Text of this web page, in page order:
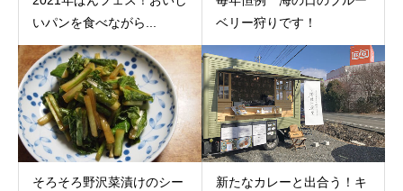
いパンを食べながら...
ベリー狩りです！
そろそろ野沢菜漬けのシー
新たなカレーと出合う！キ